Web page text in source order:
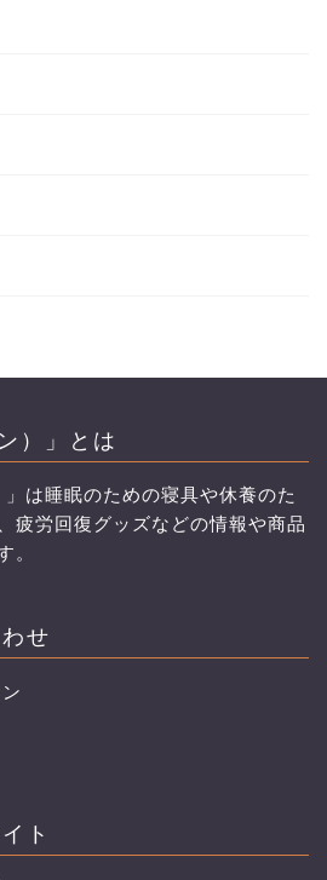
）」とは
」は睡眠のための寝具や休養のた
疲労回復グッズなどの情報や商品
。
わせ
ト